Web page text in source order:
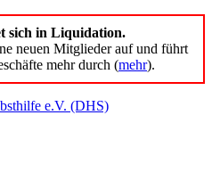
sich in Liquidation.
neuen Mitglieder auf und führt
mehr durch (mehr).